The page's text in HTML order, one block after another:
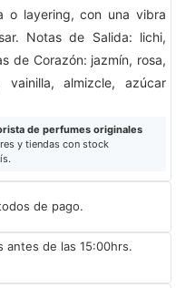
o layering, con una vibra
Notas de Salida: lichi,
de Corazón: jazmín, rosa,
almizcle, azúcar
de perfumes originales
y tiendas con stock
de pago.
antes de las 15:00hrs.